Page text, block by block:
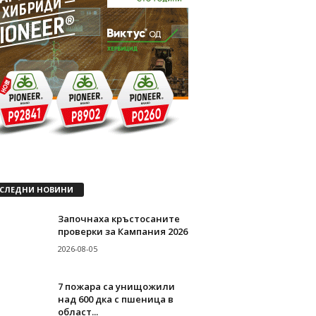
НОВИНИ
Започнаха кръстосаните
проверки за Кампания 2026
2026-08-05
7 пожара са унищожили
над 600 дка с пшеница в
област...